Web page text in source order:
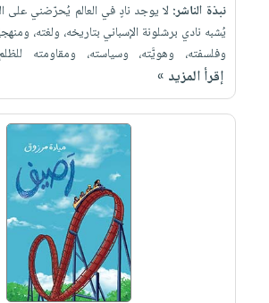
نبذة الناشر: لا يوجد نادٍ في العالم يُحرّضني على
يُشبه نادي برشلونة الإسباني بتاريخه، ولغته،
وفلسفته، وهويَّته، وسياسته، ومقاومته
إقرأ المزيد »